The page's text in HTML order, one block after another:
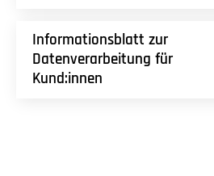
Informationsblatt zur
Datenverarbeitung für
Kund:innen